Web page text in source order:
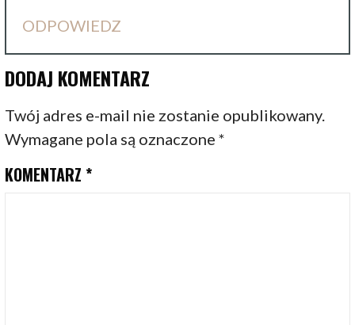
ODPOWIEDZ
DODAJ KOMENTARZ
Twój adres e-mail nie zostanie opublikowany.
Wymagane pola są oznaczone*
KOMENTARZ *